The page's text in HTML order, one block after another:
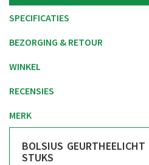
SPECIFICATIES
BEZORGING & RETOUR
WINKEL
RECENSIES
MERK
BOLSIUS
STUKS